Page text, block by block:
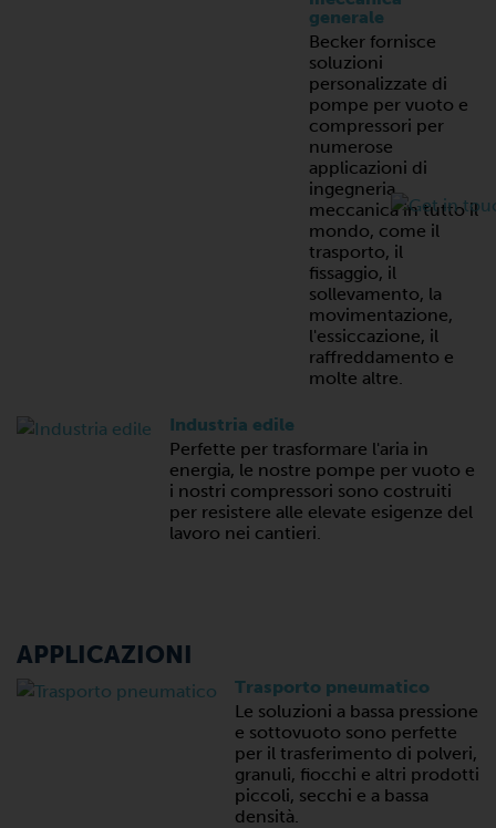
generale
Becker fornisce
soluzioni
personalizzate di
pompe per vuoto e
compressori per
numerose
applicazioni di
ingegneria
meccanica in tutto il
mondo, come il
trasporto, il
fissaggio, il
sollevamento, la
movimentazione,
l'essiccazione, il
raffreddamento e
molte altre.
Industria edile
Perfette per trasformare l'aria in
energia, le nostre pompe per vuoto e
i nostri compressori sono costruiti
per resistere alle elevate esigenze del
lavoro nei cantieri.
APPLICAZIONI
Trasporto pneumatico
Le soluzioni a bassa pressione
e sottovuoto sono perfette
per il trasferimento di polveri,
granuli, fiocchi e altri prodotti
piccoli, secchi e a bassa
densità.